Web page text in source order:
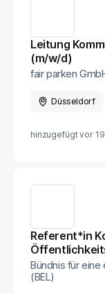
Leitung
(m/w/d)
fair parken
Düsseldorf
hinzugefügt vor
Referent*in
Bündnis für
(BEL)